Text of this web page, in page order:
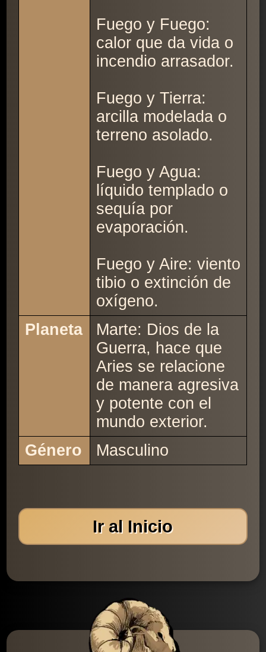
Fuego y Fuego:
calor que da vida o
incendio arrasador.
Fuego y Tierra:
arcilla modelada o
terreno asolado.
Fuego y Agua:
líquido templado o
sequía por
evaporación.
Fuego y Aire: viento
tibio o extinción de
oxígeno.
Planeta
Marte: Dios de la
Guerra, hace que
Aries se relacione
de manera agresiva
y potente con el
mundo exterior.
Género
Masculino
Ir al Inicio